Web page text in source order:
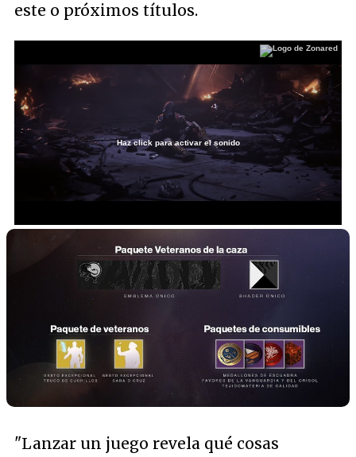
este o próximos títulos.
Unmute /
Loaded
Haz click para activar el sonido
"Lanzar un juego revela qué cosas